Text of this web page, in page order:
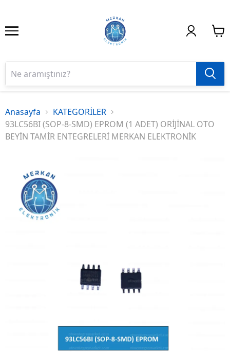
Anasayfa
KATEGORİLER
93LC56BI (SOP-8-SMD) EPROM (1 ADET) ORİJİNAL OTO
BEYİN TAMİR ENTEGRELERİ MERKAN ELEKTRONİK